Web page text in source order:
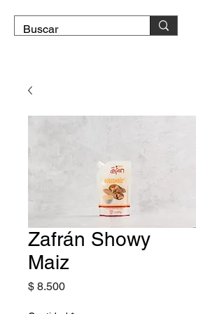
Zafrán Showy
Maiz
$ 8.500Precio